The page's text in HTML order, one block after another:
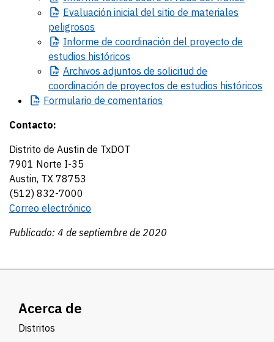
Evaluación inicial del sitio de materiales
peligrosos
Informe de coordinación del proyecto de
estudios históricos
Archivos adjuntos de solicitud de
coordinación de proyectos de estudios históricos
Formulario de comentarios
Contacto:
Distrito de Austin de TxDOT
7901 Norte I-35
Austin, TX 78753
(512) 832-7000
Correo electrónico
Publicado: 4 de septiembre de 2020
Acerca de
Distritos